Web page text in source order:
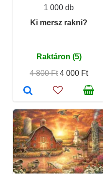
1 000 db
Ki mersz rakni?
Raktáron (5)
4 800 Ft 4 000 Ft